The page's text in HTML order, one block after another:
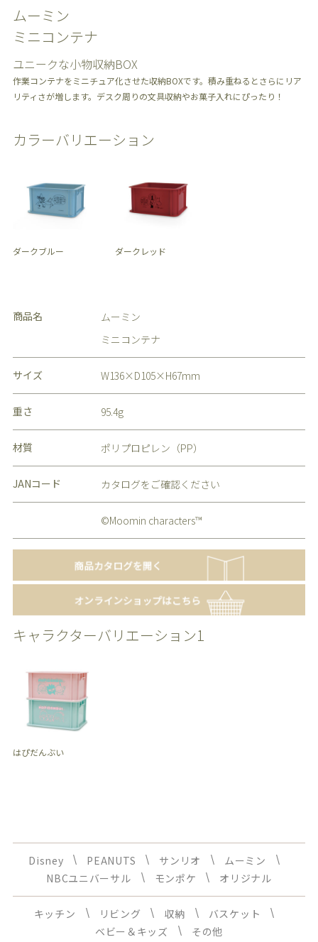
カラーバリエーション
ダークブルー ダークレッド
ムーミン
ミニコンテナ
ユニークな小物収納BOX
作業コンテナをミニチュア化させた収納BOXです。積み重ねるとさらにリア
リティさが増します。デスク周りの文具収納やお菓子入れにぴったり！
商品名
ムーミン
ミニコンテナ
サイズ W136×D105×H67mm
重さ 95.4g
材質 ポリプロピレン（PP）
JANコード カタログをご確認ください
©Moomin characters™️
キャラクターバリエーション1
はぴだんぶい
Disney PEANUTS サンリオ
ムーミン
NBCユニバーサル
モンポケ オリジナル
キッチン リビング 収納
バスケット
ベビー＆キッズ
その他